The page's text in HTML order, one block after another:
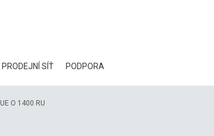
PRODEJNÍ SÍŤ PODPORA
BLOG
UE O 1400 RU